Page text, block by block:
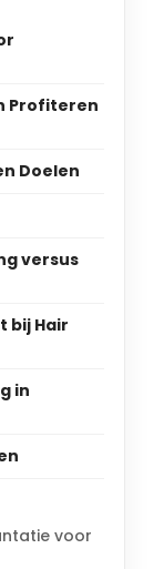
Profiteren
Doelen
versus
bij Hair
in
voor